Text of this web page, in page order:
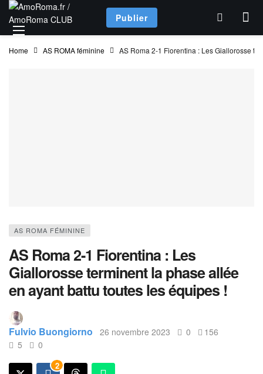
Publier
Home AS ROMA féminine AS Roma 2-1 Fiorentina : Les Giallorosse
AS ROMA FÉMININE
AS Roma 2-1 Fiorentina : Les
Giallorosse terminent la phase allée
en ayant battu toutes les équipes !
Fulvio Buongiorno 26 novembre 2023 0
156
5
0
2